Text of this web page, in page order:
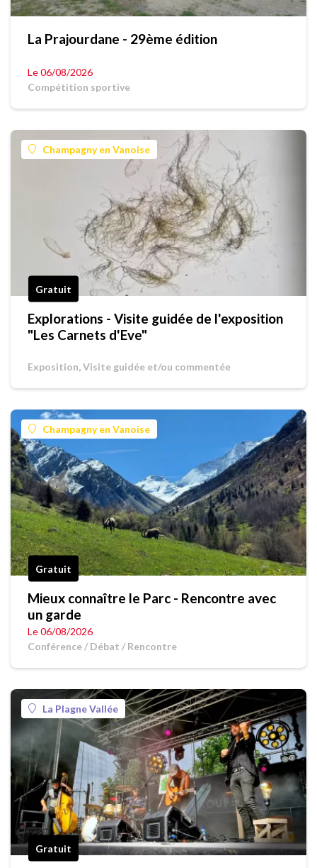
La Prajourdane - 29ème édition
Le 06/08/2026
Compétition sportive
Champagny en Vanoise
Gratuit
Explorations - Visite guidée de l'exposition
"Les Carnets d'Eve"
Exposition, Visite guidée et/ou commentée
Champagny en Vanoise
Gratuit
Mieux connaître le Parc - Rencontre avec
un garde
Le 06/08/2026
Conférence / Débat / Rencontre
La Plagne Vallée
Gratuit